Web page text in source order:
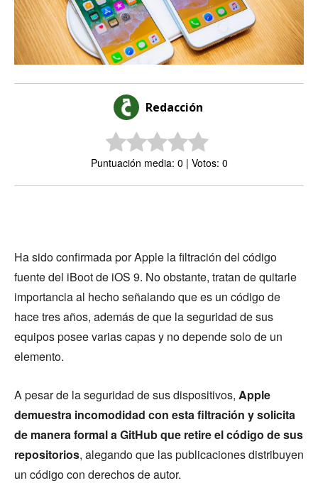
Redacción
Puntuación media: 0 | Votos: 0
Ha sido confirmada por Apple la filtración del código
fuente del iBoot de iOS 9. No obstante, tratan de quitarle
importancia al hecho señalando que es un código de
hace tres años, además de que la seguridad de sus
equipos posee varias capas y no depende solo de un
elemento.
A pesar de la seguridad de sus dispositivos, Apple
demuestra incomodidad con esta filtración y solicita
de manera formal a GitHub que retire el código de sus
repositorios, alegando que las publicaciones distribuyen
un código con derechos de autor.